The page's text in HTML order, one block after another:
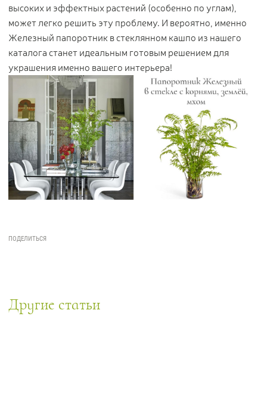
высоких и эффектных растений (особенно по углам),
может легко решить эту проблему. И вероятно, именно
Железный папоротник в стеклянном кашпо из нашего
каталога станет идеальным готовым решением для
украшения именно вашего интерьера!
Другие статьи